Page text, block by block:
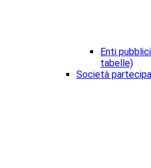
Enti
tabelle)
Società